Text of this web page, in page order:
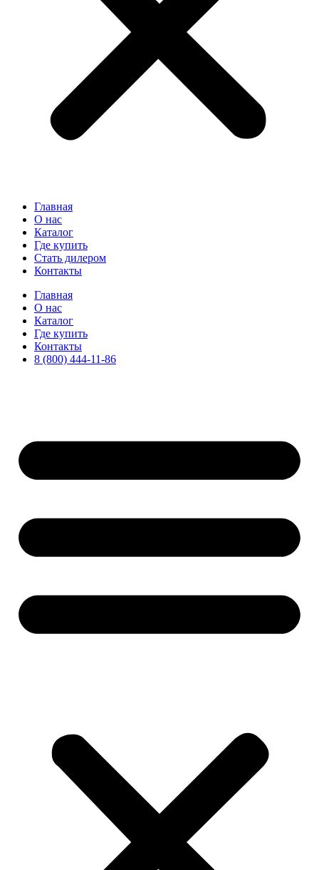
Главная
О нас
Каталог
Где купить
Стать дилером
Контакты
Главная
О нас
Каталог
Где купить
Контакты
8 (800) 444-11-86